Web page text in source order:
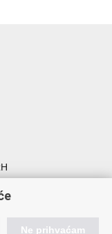
Ne prihvaćam